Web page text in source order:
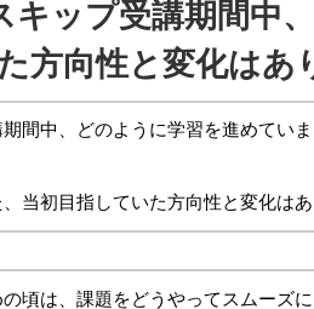
キップ受講期間中
方向性と変化はあ
期間中、どのように学習を進めていま
、当初目指していた方向性と変化は
の頃は、課題をどうやってスムーズ